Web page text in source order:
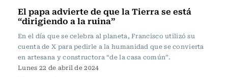
El papa advierte de que la Tierra se está
“dirigiendo a la ruina”
En el día que se celebra al planeta, Francisco utilizó su
cuenta de X para pedirle a la humanidad que se convierta
en artesana y constructora “de la casa común”.
Lunes 22 de abril de 2024